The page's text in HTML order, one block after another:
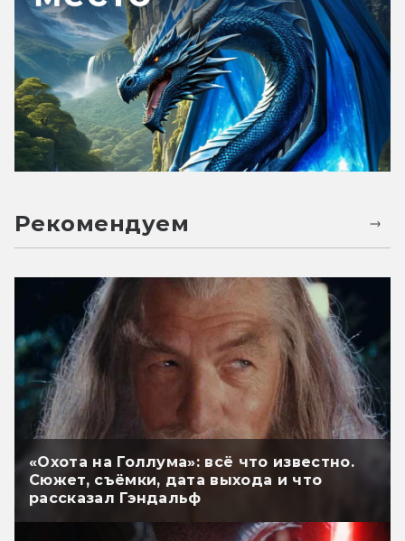
Рекомендуем
«Охота на Голлума»: всё что известно.
Сюжет, съёмки, дата выхода и что
рассказал Гэндальф